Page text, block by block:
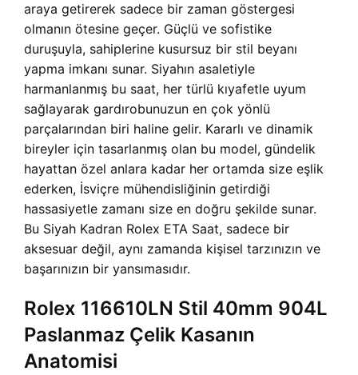
araya getirerek sadece bir zaman göstergesi
olmanın ötesine geçer. Güçlü ve sofistike
duruşuyla, sahiplerine kusursuz bir stil beyanı
yapma imkanı sunar. Siyahın asaletiyle
harmanlanmış bu saat, her türlü kıyafetle uyum
sağlayarak gardırobunuzun en çok yönlü
parçalarından biri haline gelir. Kararlı ve dinamik
bireyler için tasarlanmış olan bu model, gündelik
hayattan özel anlara kadar her ortamda size eşlik
ederken, İsviçre mühendisliğinin getirdiği
hassasiyetle zamanı size en doğru şekilde sunar.
Bu Siyah Kadran Rolex ETA Saat, sadece bir
aksesuar değil, aynı zamanda kişisel tarzınızın ve
başarınızın bir yansımasıdır.
Rolex 116610LN Stil 40mm 904L
Paslanmaz Çelik Kasanın
Anatomisi